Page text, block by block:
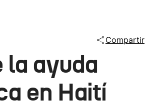
Compartir
la ayuda
en Haití